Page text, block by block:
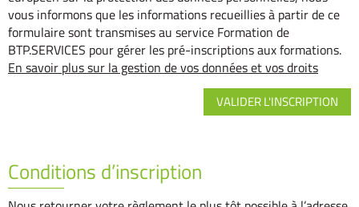
vous informons que les informations recueillies à partir de ce
formulaire sont transmises au service Formation de
BTP.SERVICES pour gérer les pré-inscriptions aux formations.
En savoir plus sur la gestion de vos données et vos droits
Conditions d’inscription